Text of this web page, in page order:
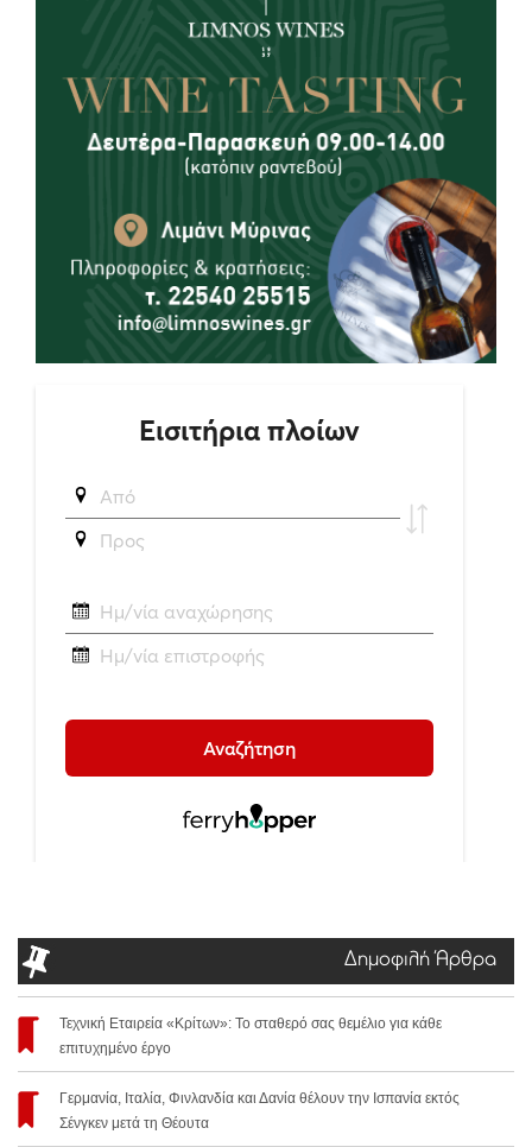
Δημοφιλή Άρθρα
Τεχνική Εταιρεία «Κρίτων»: Το σταθερό σας θεμέλιο για κάθε
επιτυχημένο έργο
Γερμανία, Ιταλία, Φινλανδία και Δανία θέλουν την Ισπανία εκτός
Σένγκεν μετά τη Θέουτα